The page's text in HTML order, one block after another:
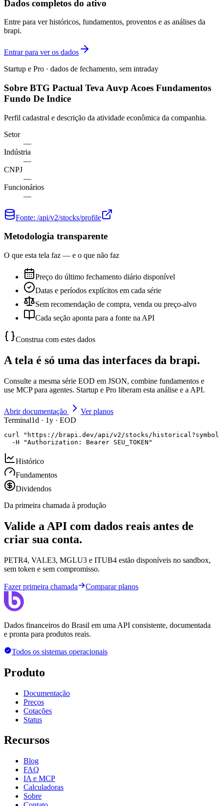
Dados completos do ativo
Entre para ver históricos, fundamentos, proventos e as análises da
brapi.
Entrar para ver os dados
Startup e Pro · dados de fechamento, sem intraday
Sobre BTG Pactual Teva Auvp Acoes Fundamentos
Fundo De Indice
Perfil cadastral e descrição da atividade econômica da companhia.
Setor
—
Indústria
—
CNPJ
—
Funcionários
—
Fonte: /api/v2/stocks/profile
Metodologia transparente
O que esta tela faz — e o que não faz
Preço do último fechamento diário disponível
Datas e períodos explícitos em cada série
Sem recomendação de compra, venda ou preço-alvo
Cada seção aponta para a fonte na API
Construa com estes dados
A tela é só uma das interfaces da brapi.
Consulte a mesma série EOD em JSON, combine fundamentos e
use MCP para agentes. Startup e Pro liberam esta análise e a API.
Abrir documentação
Ver planos
Terminal1d · 1y · EOD
curl "https://brapi.dev/api/v2/stocks/
  -H "Authorization: Bearer SEU_TOKEN"
Histórico
Fundamentos
Dividendos
Da primeira chamada à produção
Valide a API com dados reais antes de
criar sua conta.
PETR4, VALE3, MGLU3 e ITUB4 estão disponíveis no sandbox,
sem token e sem compromisso.
Fazer primeira chamada Comparar planos
Dados financeiros do Brasil em uma API consistente, documentada
e pronta para produtos reais.
Todos os sistemas operacionais
Produto
Documentação
Preços
Cotações
Status
Recursos
Blog
FAQ
IA e MCP
Calculadoras
Sobre